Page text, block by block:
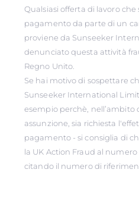
Qualsiasi offerta di lavoro
pagamento da parte di un
proviene da Sunseeker
denunciato questa attività
Regno Unito.
Se hai motivo di sospettare
Sunseeker International
esempio perchè, nell’ambito
assunzione, sia richiesta
pagamento - si consiglia di
la UK Action Fraud al numero
citando il numero di